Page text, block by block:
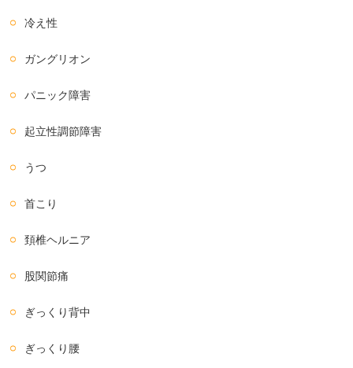
冷え性
ガングリオン
パニック障害
起立性調節障害
うつ
首こり
頚椎ヘルニア
股関節痛
ぎっくり背中
ぎっくり腰